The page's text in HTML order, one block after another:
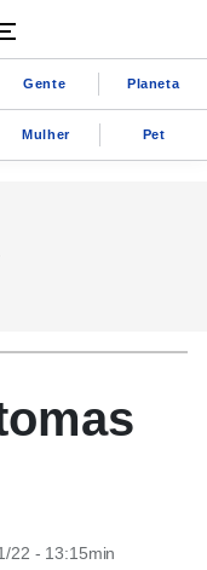
Gente Planeta
Mulher Pet
22 - 13:15min